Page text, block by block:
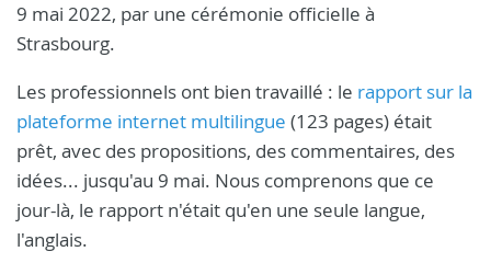
9 mai 2022, par une cérémonie officielle à
Strasbourg.
Les professionnels ont bien travaillé : le rapport sur la
plateforme internet multilingue (123 pages) était
prêt, avec des propositions, des commentaires, des
idées... jusqu'au 9 mai. Nous comprenons que ce
jour-là, le rapport n'était qu'en une seule langue,
l'anglais.